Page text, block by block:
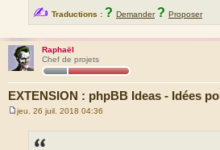
✍ Traductions : ? Demander ? Proposer
Raphaël
Chef de projets
EXTENSION : phpBB Ideas - Idées
M
jeu. 26 juil. 2018 04:36